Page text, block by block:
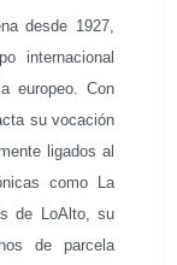
desde 1927,
internacional
europeo. Con
su vocación
ligados al
como La
de LoAlto, su
de parcela